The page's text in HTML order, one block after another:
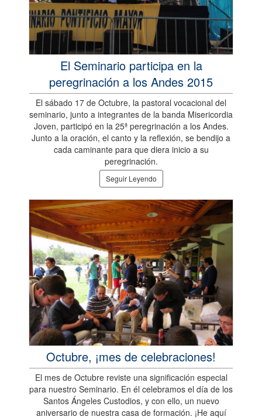
El Seminario participa en la
peregrinación a los Andes 2015
El sábado 17 de Octubre, la pastoral vocacional del
seminario, junto a integrantes de la banda Misericordia
Joven, participó en la 25ª peregrinación a los Andes.
Junto a la oración, el canto y la reflexión, se bendijo a
cada caminante para que diera inicio a su
peregrinación.
Seguir Leyendo
Octubre, ¡mes de celebraciones!
El mes de Octubre reviste una significación especial
para nuestro Seminario. En él celebramos el día de los
Santos Ángeles Custodios, y con ello, un nuevo
aniversario de nuestra casa de formación. ¡He aquí